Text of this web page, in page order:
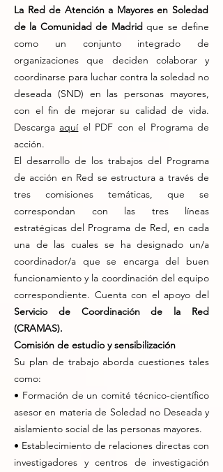
La Red de Atención a Mayores en Soledad
de la Comunidad de Madrid que se define
como un conjunto integrado de
organizaciones que deciden colaborar y
coordinarse para luchar contra la soledad no
deseada (SND) en las personas mayores,
con el fin de mejorar su calidad de vida.
Descarga aquíel PDF con el Programa de
acción.
El desarrollo de los trabajos del Programa
de acción en Red se estructura a través de
tres comisiones temáticas, que se
correspondan con las tres líneas
estratégicas del Programa de Red, en cada
una de las cuales se ha designado un/a
coordinador/a que se encarga del buen
funcionamiento y la coordinación del equipo
correspondiente. Cuenta con el apoyo del
Servicio de Coordinación de la Red
(CRAMAS).
Comisión de estudio y sensibilización
Su plan de trabajo aborda cuestiones tales
como:
• Formación de un comité técnico-científico
asesor en materia de Soledad no Deseada y
aislamiento social de las personas mayores.
• Establecimiento de relaciones directas con
investigadores y centros de investigación